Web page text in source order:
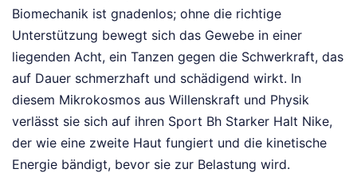
Biomechanik ist gnadenlos; ohne die richtige
Unterstützung bewegt sich das Gewebe in einer
liegenden Acht, ein Tanzen gegen die Schwerkraft, das
auf Dauer schmerzhaft und schädigend wirkt. In
diesem Mikrokosmos aus Willenskraft und Physik
verlässt sie sich auf ihren Sport Bh Starker Halt Nike,
der wie eine zweite Haut fungiert und die kinetische
Energie bändigt, bevor sie zur Belastung wird.